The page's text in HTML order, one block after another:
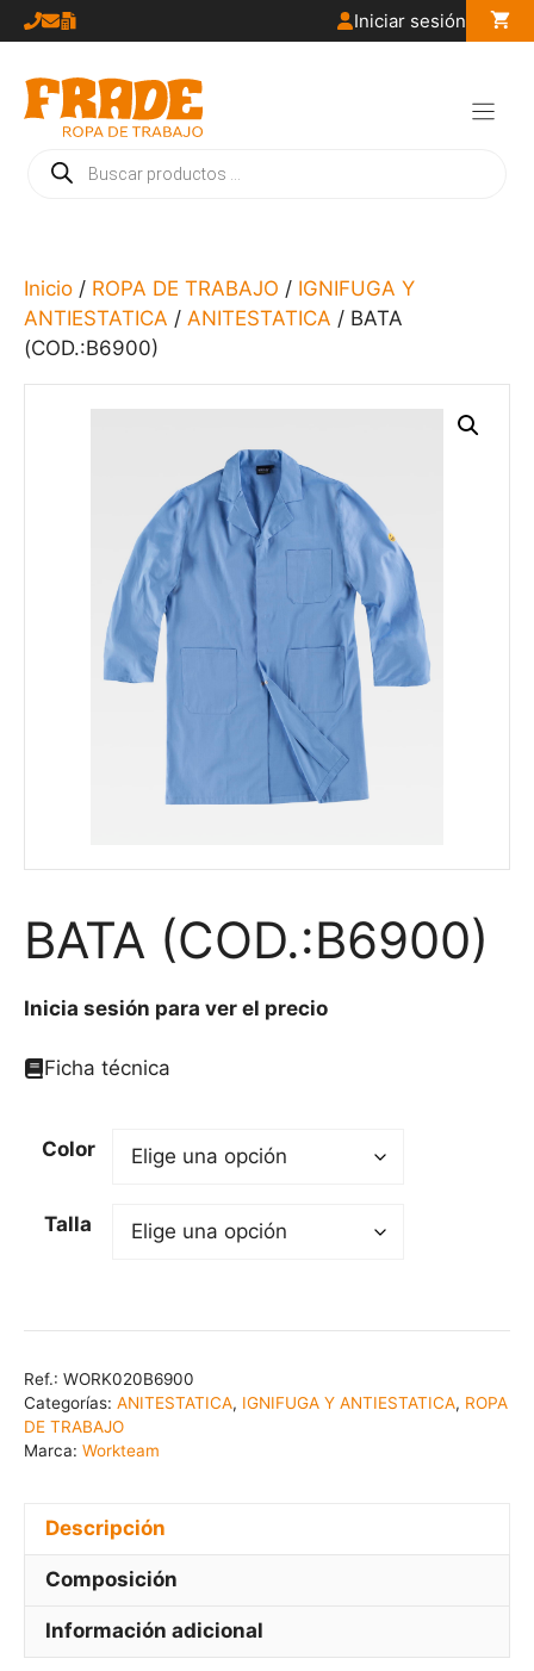
Saltar
al
contenido
Iniciar sesión
Búsqueda
de
Inicio / ROPA DE TRABAJO / IGNIFUGA Y
ANTIESTATICA / ANITESTATICA / BATA
(COD.:B6900)
BATA (COD.:B6900)
Inicia sesión para ver el precio
Ficha técnica
Color
Talla
Ref.: WORK020B6900
Categorías: ANITESTATICA, IGNIFUGA Y ANTIESTATICA, ROPA
DE TRABAJO
Marca: Workteam
Descripción
Composición
Información adicional